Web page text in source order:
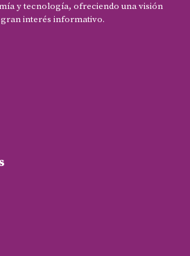
y tecnología, ofreciendo una visión
interés informativo.